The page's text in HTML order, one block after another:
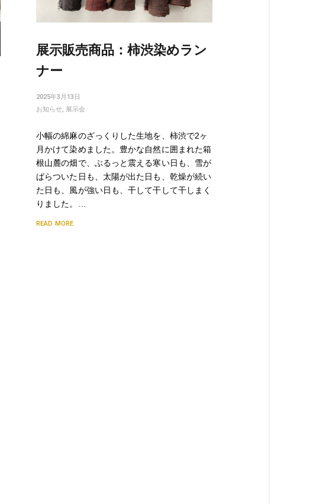
展示販売商品：柿渋染めラン
ナー
2025年3月13日
お知らせ, 展示会
小幅の綿麻のざっくりした生地を、柿渋で2ヶ
月かけて染めました。豊かな自然に囲まれた箱
根山麓の畑で、ぶるっと震える寒い日も、雪が
ぱらついた日も、太陽が出た日も、乾燥が続い
た日も、風が強い日も、干して干して干しまく
りました。…
READ MORE